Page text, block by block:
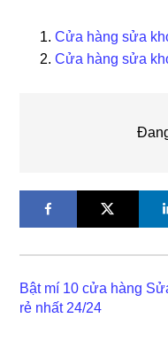
Cửa hàng sửa
Cửa hàng sửa
Bật mí 10 cửa hàng
rẻ nhất 24/24